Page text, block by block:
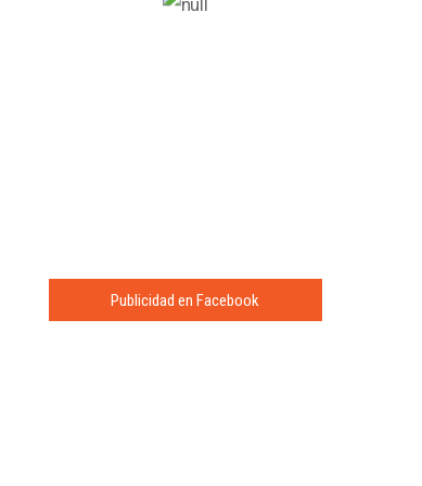
Publicidad en Facebook